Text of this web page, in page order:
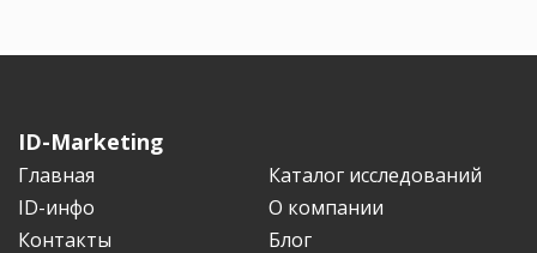
ID-Marketing
Главная
Каталог исследований
ID-инфо
О компании
Контакты
Блог